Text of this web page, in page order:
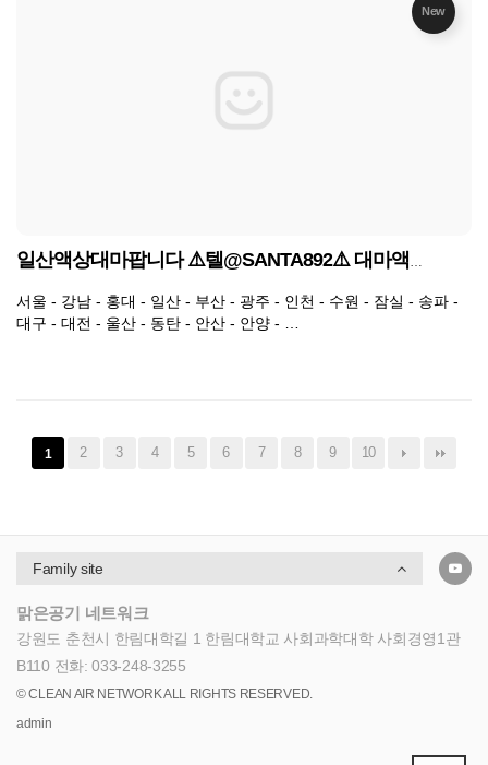
New
일산액상대마팝니다 ⚠️텔@SANTA892⚠️ 대마액상삽니다 홍대브액구매 대구캔케이팝니다 대구액상대마팝니다
서울 - 강남 - 홍대 - 일산 - 부산 - 광주 - 인천 - 수원 - 잠실 - 송파 -
대구 - 대전 - 울산 - 동탄 - 안산 - 안양 - …
1 2 3 4 5 6 7 8 9 10
맑은공기 네트워크
강원도 춘천시 한림대학길 1 한림대학교 사회과학대학 사회경영1관
B110 전화: 033-248-3255
© CLEAN AIR NETWORK ALL RIGHTS RESERVED.
admin
Family site